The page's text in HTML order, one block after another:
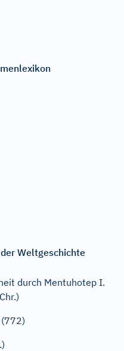
Weltgeschichte
durch Mentuhotep I.